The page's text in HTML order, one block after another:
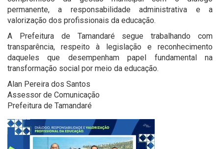
permanente, a responsabilidade administrativa e a
valorização dos profissionais da educação.
A Prefeitura de Tamandaré segue trabalhando com
transparência, respeito à legislação e reconhecimento
daqueles que desempenham papel fundamental na
transformação social por meio da educação.
Alan Pereira dos Santos
Assessor de Comunicação
Prefeitura de Tamandaré